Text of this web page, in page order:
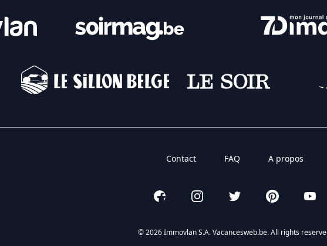
Contact FAQ A propos
FacebookInstagramTwitter Pinterest
© 2026 Immovlan S.A. Vacancesweb.be. All rights